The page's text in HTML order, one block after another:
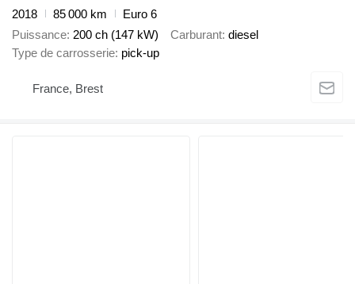
2018
85 000 km
Euro 6
Puissance 200 ch (147 kW) Carburant diesel
Type de carrosserie pick-up
France, Brest